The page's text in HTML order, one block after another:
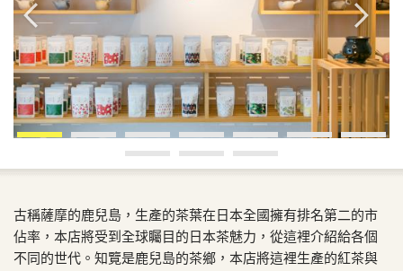
古稱薩摩的鹿兒島，生產的茶葉在日本全國擁有排名第二的市
佔率，本店將受到全球矚目的日本茶魅力，從這裡介紹給各個
不同的世代。知覽是鹿兒島的茶鄉，本店將這裡生產的紅茶與